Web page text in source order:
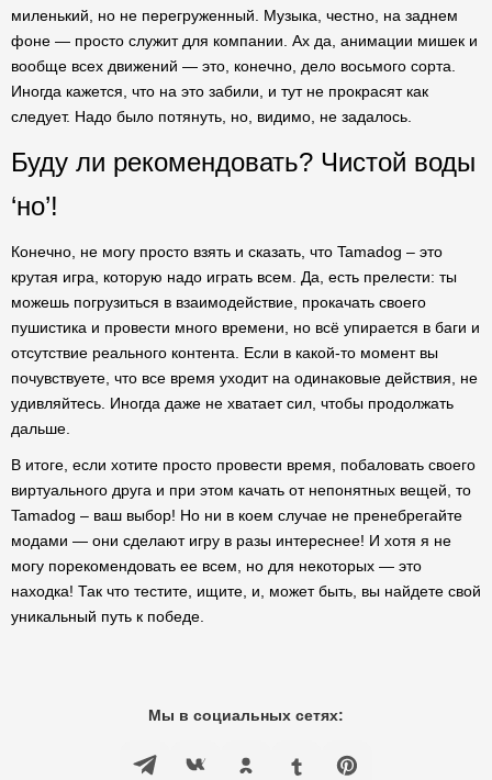
миленький, но не перегруженный. Музыка, честно, на заднем
фоне — просто служит для компании. Ах да, анимации мишек и
вообще всех движений — это, конечно, дело восьмого сорта.
Иногда кажется, что на это забили, и тут не прокрасят как
следует. Надо было потянуть, но, видимо, не задалось.
Буду ли рекомендовать? Чистой воды
‘но’!
Конечно, не могу просто взять и сказать, что Tamadog – это
крутая игра, которую надо играть всем. Да, есть прелести: ты
можешь погрузиться в взаимодействие, прокачать своего
пушистика и провести много времени, но всё упирается в баги и
отсутствие реального контента. Если в какой-то момент вы
почувствуете, что все время уходит на одинаковые действия, не
удивляйтесь. Иногда даже не хватает сил, чтобы продолжать
дальше.
В итоге, если хотите просто провести время, побаловать своего
виртуального друга и при этом качать от непонятных вещей, то
Tamadog – ваш выбор! Но ни в коем случае не пренебрегайте
модами — они сделают игру в разы интереснее! И хотя я не
могу порекомендовать ее всем, но для некоторых — это
находка! Так что тестите, ищите, и, может быть, вы найдете свой
уникальный путь к победе.
Мы в социальных сетях: